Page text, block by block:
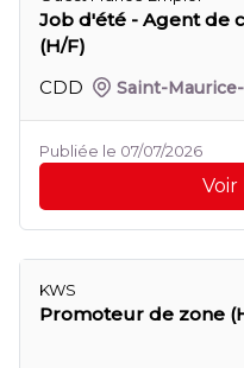
Job d'été - Agent de
(H/F)
CDD
Saint-
Publiée le 07/07/2026
KWS
Promoteur de zone